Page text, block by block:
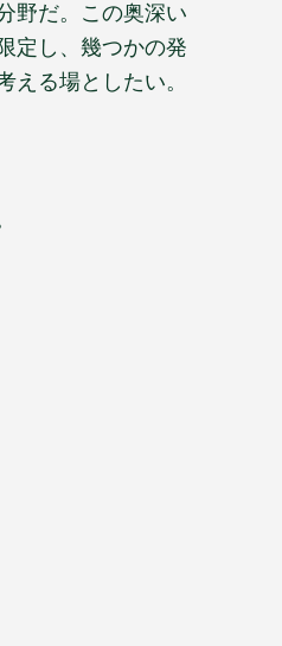
野だ。この奥深い
定し、幾つかの発
る場としたい。